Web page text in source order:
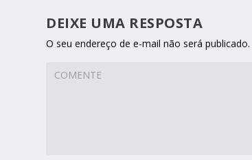
DEIXE UMA RESPOSTA
O seu endereço de e-mail não será publicado.